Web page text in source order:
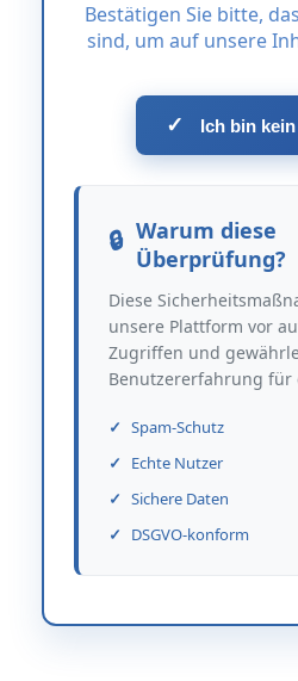
Bestätigen Sie bitte,
sind, um auf unsere
✓ Ich bin
Warum diese
Überprüfung?
Diese
unsere Plattform vor
Zugriffen und
Benutzererfahrung für
Spam-Schutz
Echte Nutzer
Sichere Daten
DSGVO-konform